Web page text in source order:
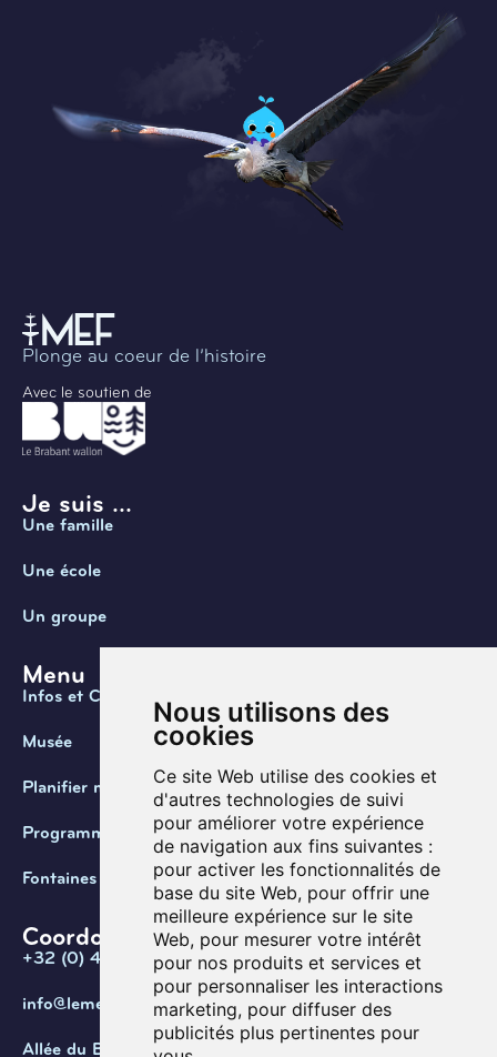
Nous utilisons des
cookies
Ce site Web utilise des cookies et
d'autres technologies de suivi
pour améliorer votre expérience
de navigation aux fins suivantes :
pour activer les fonctionnalités de
base du site Web, pour offrir une
meilleure expérience sur le site
Web, pour mesurer votre intérêt
pour nos produits et services et
pour personnaliser les interactions
marketing, pour diffuser des
publicités plus pertinentes pour
Plonge au coeur de l’histoire
Avec le soutien de
Je suis ...
Une famille
Une école
Un groupe
Menu
Infos et Contact
Musée
Planifier ma visite
Programmation
Fontaines de Belgique
Coordonnées
+32 (0) 470 / 67.20.55
info@lemef.be
Allée du Bois des Rêves 1,